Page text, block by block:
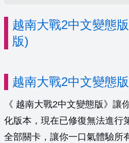
越南大戰2中文變態
版)
越南大戰2中文變態
《 越南大戰2中文變態版》讓
化版本，現在已修復無法進行
全部關卡，讓你一口氣體驗所